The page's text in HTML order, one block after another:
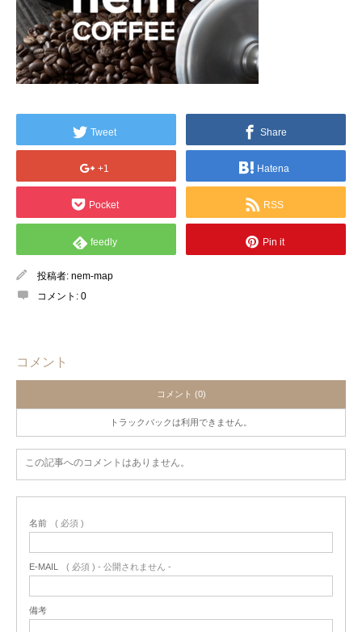
Tweet Share
+1 Hatena
Pocket RSS
feedly Pin it
投稿者: nem-map
コメント: 0
コメント
コメント (0)
トラックバックは利用できません。
この記事へのコメントはありません。
名前 ( 必須 )
E-MAIL ( 必須 ) - 公開されません -
備考